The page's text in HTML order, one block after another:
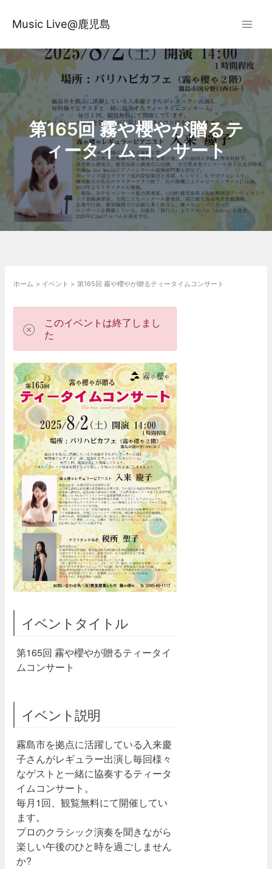
ス
キ
プ
Music Live@鹿児島
第165回 霧や櫻やが贈るテ
ィータイムコンサート
ホーム イベント 第165回 霧や櫻やが贈るティータイムコンサート
このイベントは終了しまし
た
イベントタイトル
第165回 霧や櫻やが贈るティータイ
ムコンサート
イベント説明
霧島市を拠点に活躍している入来慶
子さんがレギュラー出演し毎回様々
なゲストと一緒に協奏するティータ
イムコンサート。
毎月1回、観覧無料にて開催してい
ます。
プロのクラシック演奏を聞きながら
楽しい午後のひと時を過ごしません
か?